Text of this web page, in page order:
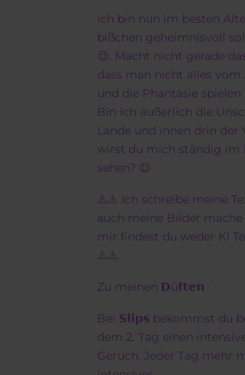
Ich bin nun im besten
bißchen geheimnisvoll
😉. Macht nicht gerade
dass man nicht alles vom
und die Phantasie spielen
Bin ich äußerlich die
Lande und innen drin der
wirst du mich ständig im
sehen? 😉
⚠️⚠️ Ich schreibe meine
auch meine Bilder mache
mir findest du weder KI
⚠️⚠️
Zu meinen 𝗗ü𝗳𝘁𝗲𝗻 :
Bei 𝗦𝗹𝗶𝗽𝘀 bekommst du
dem 2. Tag einen
Geruch. Jeder Tag mehr